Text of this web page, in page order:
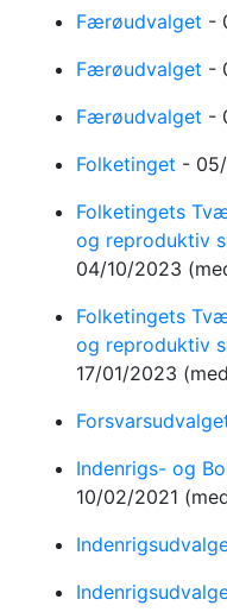
Færøudvalget -
Færøudvalget -
Færøudvalget -
Folketinget -
Folketingets
og reproduktiv
04/10/2023
Folketingets
og reproduktiv
17/01/2023
Indenrigs- og
10/02/2021